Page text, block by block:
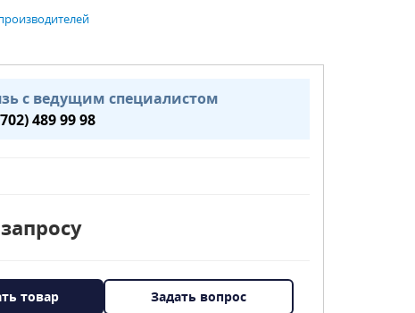
с ведущим специалистом
489 99 98
товар Задать вопрос